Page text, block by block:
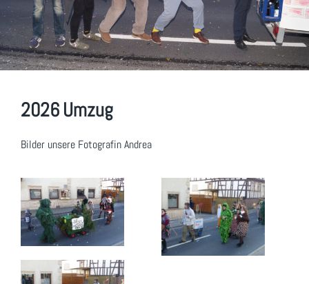
2026 Umzug
Bilder unsere Fotografin Andrea